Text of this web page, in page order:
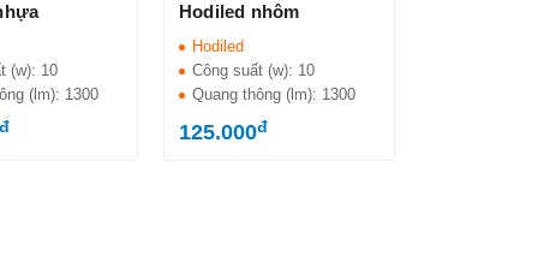
(w): 10
(lm): 1300
Hodiled nhôm
Hodiled
Công suất (w): 10
Quang thông (lm): 1300
125.000đ